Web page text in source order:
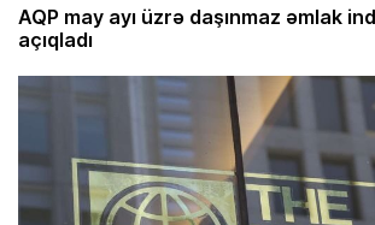
AQP may ayı üzrə daşınmaz əmlak
açıqladı